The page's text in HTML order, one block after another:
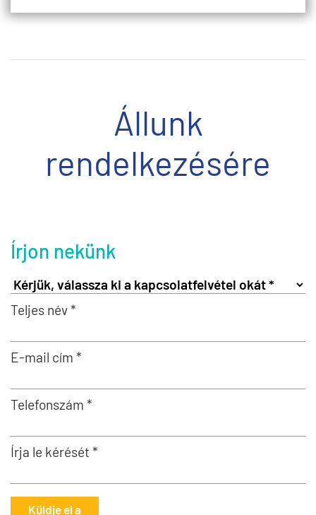
Állunk
rendelkezésére
Írjon nekünk
Teljes név *
E-mail cím *
Telefonszám *
Írja le kérését *
Küldje el a